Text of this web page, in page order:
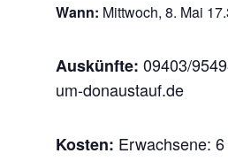
Wann: Mittwoch, 8. Mai
Auskünfte: 09403/
um-donaustauf.de
Kosten: Erwachsene: